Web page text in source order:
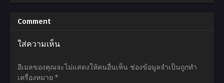
ไทย
บอล
มูฟ
นิ
เมะ
Dragon
Z:
เมะ
Ball
Comment
ใส่ความเห็น
อีเมลของคุณจะไม่แสดงให้คนอื่นเห็น ช่องข้อมูลจำเป็นถูกทำ
เครื่องหมาย *